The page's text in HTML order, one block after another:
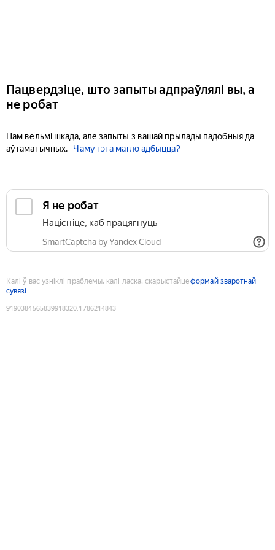
Пацвердзіце, што запыты адпраўлялі вы, а
не робат
Нам вельмі шкада, але запыты з вашай прылады падобныя да
аўтаматычных.
Чаму гэта магло адбыцца?
Я не робат
Націсніце, каб працягнуць
SmartCaptcha by Yandex Cloud
Калі ў вас узніклі праблемы, калі ласка, скарыстайцеформай зваротнай
сувязі
9190384565839918320:1786214843